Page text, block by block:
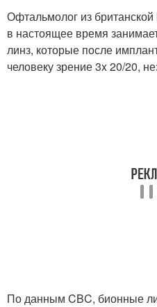
Офтальмолог из
в настоящее время
линз, которые после
человеку зрение 3x 20/20,
По данным CBC, бионные